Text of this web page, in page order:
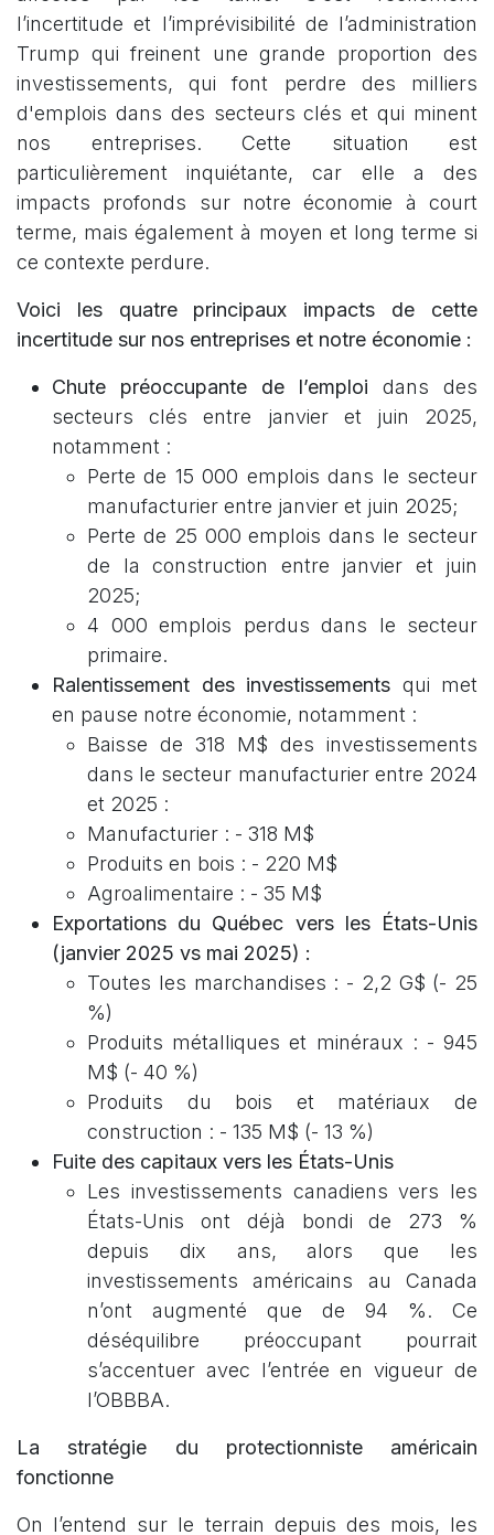
l’incertitude et l’imprévisibilité de l’administration
Trump qui freinent une grande proportion des
investissements, qui font perdre des milliers
d'emplois dans des secteurs clés et qui minent
nos entreprises. Cette situation est
particulièrement inquiétante, car elle a des
impacts profonds sur notre économie à court
terme, mais également à moyen et long terme si
ce contexte perdure.
Voici les quatre principaux impacts de cette
incertitude sur nos entreprises et notre économie :
Chute préoccupante de l’emploi dans des
secteurs clés entre janvier et juin 2025,
notamment :
Perte de 15 000 emplois dans le secteur
manufacturier entre janvier et juin 2025;
Perte de 25 000 emplois dans le secteur
de la construction entre janvier et juin
2025;
4 000 emplois perdus dans le secteur
primaire.
Ralentissement des investissements qui met
en pause notre économie, notamment :
Baisse de 318 M$ des investissements
dans le secteur manufacturier entre 2024
et 2025 :
Manufacturier : - 318 M$
Produits en bois : - 220 M$
Agroalimentaire : - 35 M$
Exportations du Québec vers les États-Unis
(janvier 2025 vs mai 2025) :
Toutes les marchandises : - 2,2 G$ (- 25
%)
Produits métalliques et minéraux : - 945
M$ (- 40 %)
Produits du bois et matériaux de
construction : - 135 M$ (- 13 %)
Fuite des capitaux vers les États-Unis
Les investissements canadiens vers les
États-Unis ont déjà bondi de 273 %
depuis dix ans, alors que les
investissements américains au Canada
n’ont augmenté que de 94 %. Ce
déséquilibre préoccupant pourrait
s’accentuer avec l’entrée en vigueur de
l’OBBBA.
La stratégie du protectionniste américain
fonctionne
On l’entend sur le terrain depuis des mois, les